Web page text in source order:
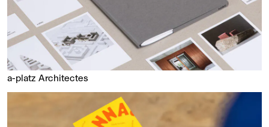
a-platz Architectes